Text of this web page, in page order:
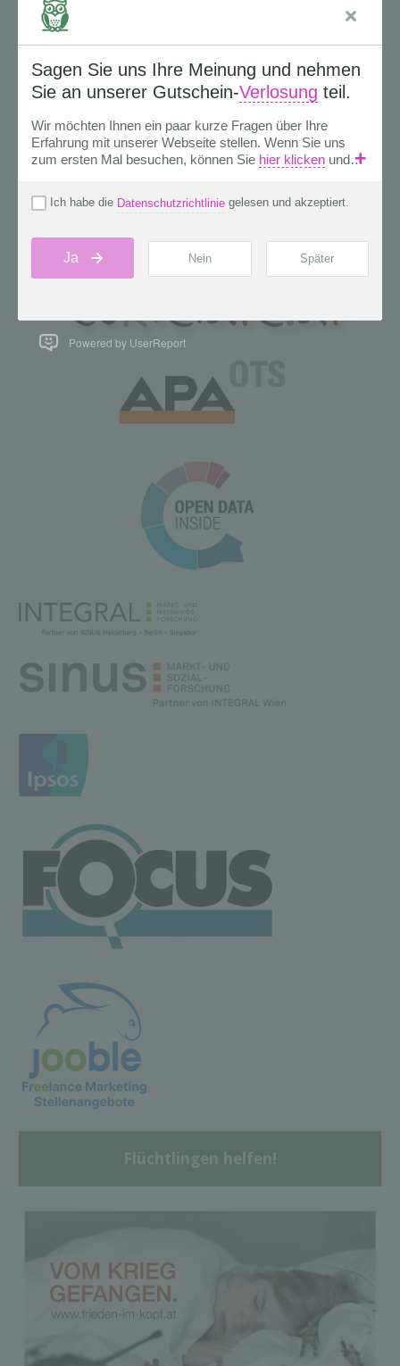
Flüchtlingen helfen!
Powered by UserReport